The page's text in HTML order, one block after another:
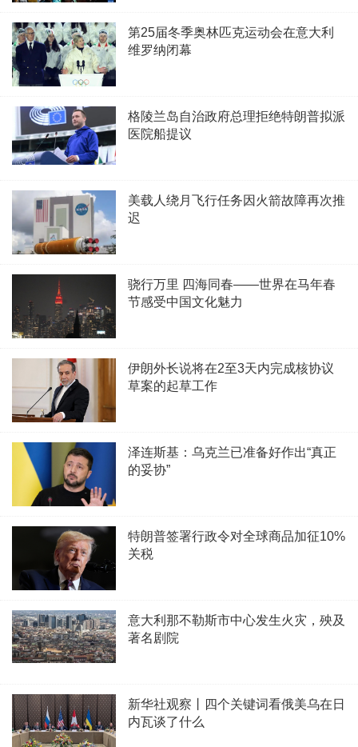
第25届冬季奥林匹克运动会在意大利
维罗纳闭幕
格陵兰岛自治政府总理拒绝特朗普拟派
医院船提议
美载人绕月飞行任务因火箭故障再次推
迟
骁行万里 四海同春——世界在马年春
节感受中国文化魅力
伊朗外长说将在2至3天内完成核协议
草案的起草工作
泽连斯基：乌克兰已准备好作出“真正
的妥协”
特朗普签署行政令对全球商品加征10%
关税
意大利那不勒斯市中心发生火灾，殃及
著名剧院
新华社观察丨四个关键词看俄美乌在日
内瓦谈了什么